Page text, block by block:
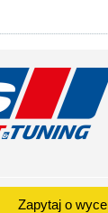
Zapytaj o